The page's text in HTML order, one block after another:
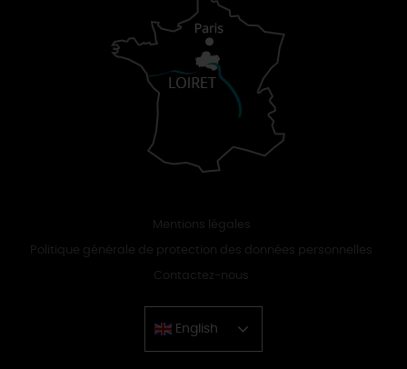
Mentions légales
Politique générale de protection des données personnelles
Contactez-nous
English
Chinese